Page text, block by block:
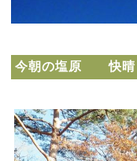
今朝の塩原 快